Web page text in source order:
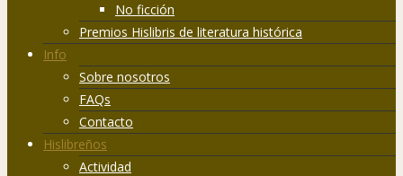
No ficción
Premios Hislibris de literatura histórica
Info
Sobre nosotros
FAQs
Contacto
Hislibreños
Actividad